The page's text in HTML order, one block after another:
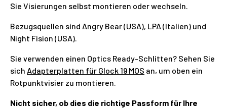
Sie Visierungen selbst montieren oder wechseln.
Bezugsquellen sind Angry Bear (USA), LPA (Italien) und
Night Fision (USA).
Sie verwenden einen Optics Ready-Schlitten? Sehen Sie
sich Adapterplatten für Glock 19 MOS an, um oben ein
Rotpunktvisier zu montieren.
Nicht sicher, ob dies die richtige Passform für Ihre